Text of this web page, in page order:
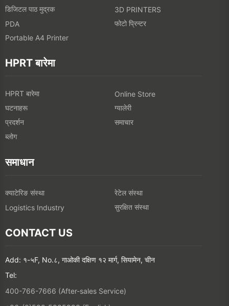
डिजिटल पाठ मुद्रक
3D PRINTERS
PDA
फोटो प्रिन्टर
Portable A4 Printer
HPRT बारेमा
HPRT बारेमा
Online Store
घटनाहरू
ग्यालेरी
प्रदर्शन
समाचार
ब्लोग
समाधान
क्याटेरिङ संस्था
रेटेल संस्था
Logistics Industry
सुरक्षित संस्था
CONTACT US
Add: १-५F, No.८, गाओकी दक्षिण १२ मार्ग, सियामेन, चीन
Tel:
400-766-7666 (After-sales Service)